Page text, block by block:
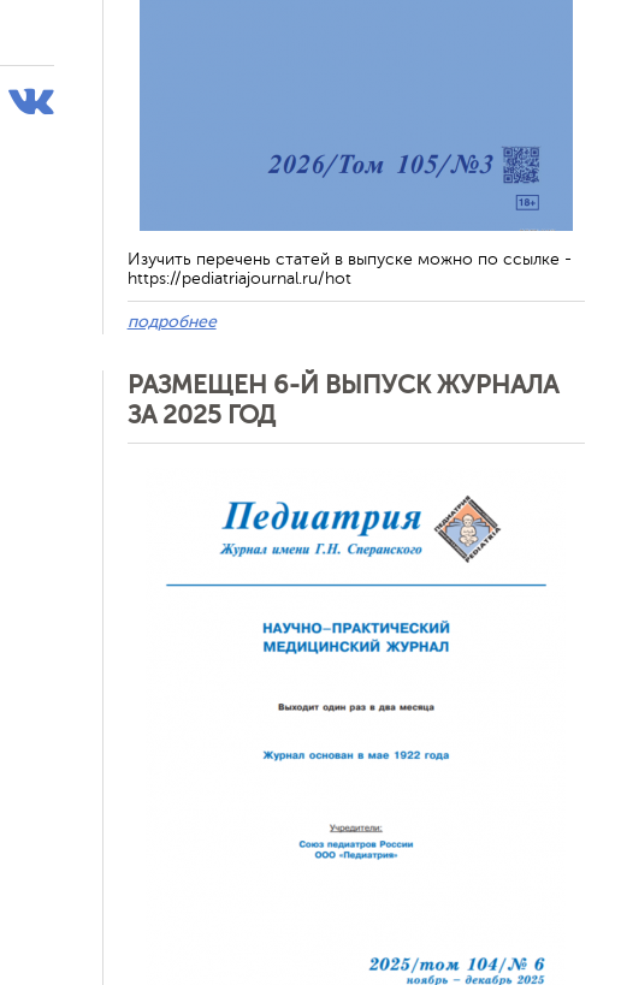
Изучить перечень статей в выпуске можно по ссылке -
https://pediatriajournal.ru/hot
подробнее
РАЗМЕЩЕН 6-Й ВЫПУСК ЖУРНАЛА
ЗА 2025 ГОД